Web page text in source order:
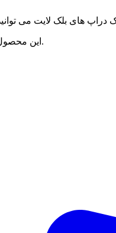
این محصول بسیار زیبا می تواند به منزل؛ محل کار و محیط هایی ماننده کافه و گیم نت، لیزرتگ، استخر، باشگاه و... زیبایی بسیار درخشانی ایجاد کند.